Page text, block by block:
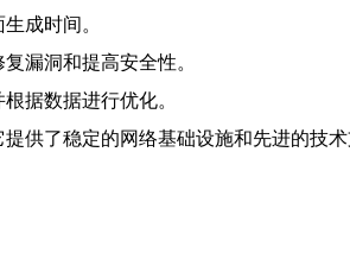
成时间。
漏洞和提高安全性。
据数据进行优化。
供了稳定的网络基础设施和先进的技